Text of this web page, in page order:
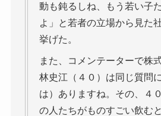
動も鈍るしね、もう若い子
よ」と若者の立場から見た
挙げた。
また、コメンテーターで株
林史江（４０）は同じ質問
は）ありますね。その、４
の人たちがものすごい飲む